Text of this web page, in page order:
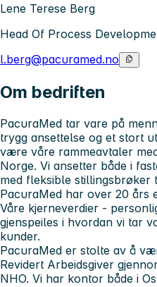
Lene Terese Berg
Head Of Process
l.berg@pacuramed.no
Om bedriften
PacuraMed tar vare på
trygg ansettelse og et stort
være våre rammeavtaler
Norge. Vi ansetter både i
med fleksible stillingsbrøker
PacuraMed har over 20 års
Våre kjerneverdier -
gjenspeiles i hvordan vi tar
kunder.
PacuraMed er stolte av å
Revidert Arbeidsgiver
NHO. Vi har kontor både i